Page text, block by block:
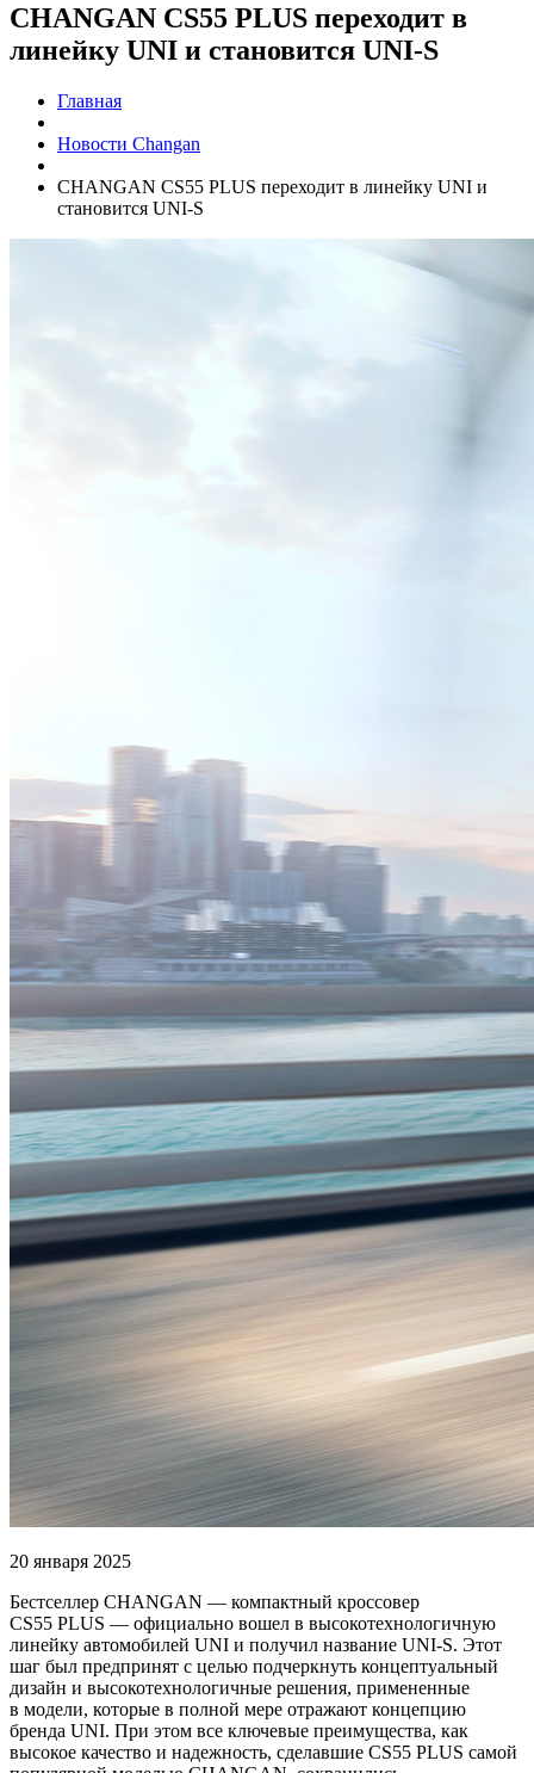
CHANGAN CS55 PLUS переходит в
линейку UNI и становится UNI-S
Главная
Новости Changan
CHANGAN CS55 PLUS переходит в линейку UNI и
становится UNI-S
20 января 2025
Бестселлер CHANGAN — компактный кроссовер
CS55 PLUS — официально вошел в высокотехнологичную
линейку автомобилей UNI и получил название UNI-S. Этот
шаг был предпринят с целью подчеркнуть концептуальный
дизайн и высокотехнологичные решения, примененные
в модели, которые в полной мере отражают концепцию
бренда UNI. При этом все ключевые преимущества, как
высокое качество и надежность, сделавшие CS55 PLUS самой